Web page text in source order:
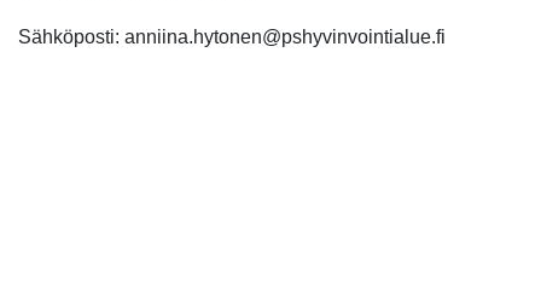
Sähköposti: anniina.hytonen@pshyvinvointialue.fi